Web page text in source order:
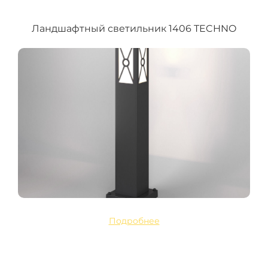
Ландшафтный светильник 1406 TECHNO
Подробнее